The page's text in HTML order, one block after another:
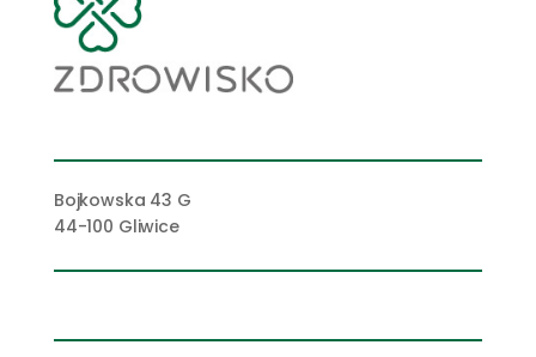
Bojkowska 43 G
44-100 Gliwice